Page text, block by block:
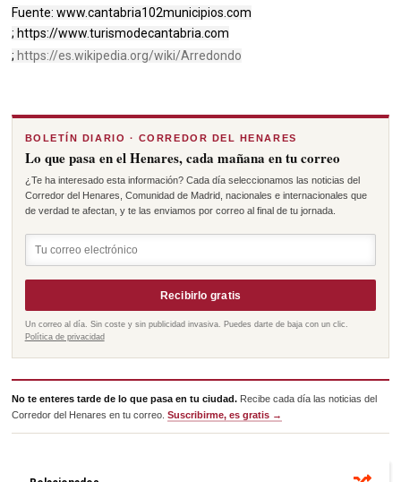
Fuente: www.cantabria102municipios.com
; https://www.turismodecantabria.com
; https://es.wikipedia.org/wiki/Arredondo
BOLETÍN DIARIO · CORREDOR DEL HENARES
Lo que pasa en el Henares, cada mañana en tu correo
¿Te ha interesado esta información? Cada día seleccionamos las noticias del
Corredor del Henares, Comunidad de Madrid, nacionales e internacionales que
de verdad te afectan, y te las enviamos por correo al final de tu jornada.
Recibirlo gratis
Un correo al día. Sin coste y sin publicidad invasiva. Puedes darte de baja con un clic.
Política de privacidad
No te enteres tarde de lo que pasa en tu ciudad. Recibe cada día las noticias del
Corredor del Henares en tu correo.Suscribirme, es gratis →